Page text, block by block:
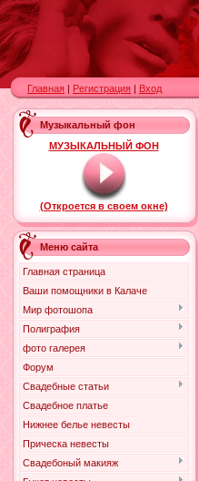
Главная | Регистрация | Вход
Музыкальный фон
МУЗЫКАЛЬНЫЙ ФОН
(Откроется в своем окне)
Меню сайта
Главная страница
Ваши помощники в Калаче
Мир фотошопа
Полиграфия
фото галерея
Форум
Свадебные статьи
Свадебное платье
Нижнее белье невесты
Прическа невесты
Свадебоный макияж